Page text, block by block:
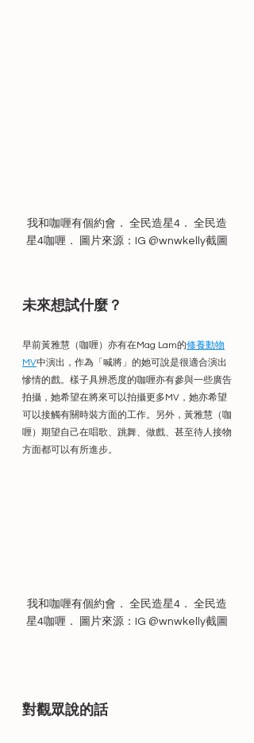
我和咖喱有個約會． 全民造星4． 全民造
星4咖喱． 圖片來源：IG @wnwkelly截圖
未來想試什麼？
早前黃雅慧（咖喱）亦有在Mag Lam的修養動物
MV中演出，作為「喊將」的她可說是很適合演出
慘情的戲。樣子具辨悉度的咖喱亦有參與一些廣告
拍攝，她希望在將來可以拍攝更多MV，她亦希望
可以接觸有關時裝方面的工作。另外，黃雅慧（咖
喱）期望自己在唱歌、跳舞、做戲、甚至待人接物
方面都可以有所進步。
我和咖喱有個約會． 全民造星4． 全民造
星4咖喱． 圖片來源：IG @wnwkelly截圖
對觀眾說的話